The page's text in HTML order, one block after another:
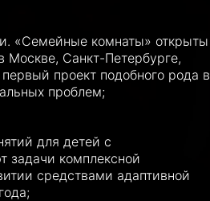
«Семейные комнаты» открыты
Москве, Санкт-Петербурге,
проект подобного рода в
проблем;
для детей с
задачи комплексной
средствами адаптивной